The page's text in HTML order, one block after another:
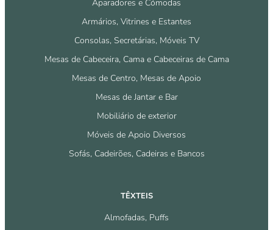
Aparadores e Cómodas
Armários, Vitrines e Estantes
Consolas, Secretárias, Móveis TV
Mesas de Cabeceira, Cama e Cabeceiras de Cama
Mesas de Centro, Mesas de Apoio
Mesas de Jantar e Bar
Mobiliário de exterior
Móveis de Apoio Diversos
Sofás, Cadeirões, Cadeiras e Bancos
TÊXTEIS
Almofadas, Puffs